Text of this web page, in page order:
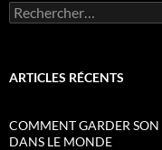
Rechercher :
ARTICLES RÉCENTS
COMMENT GARDER
DANS LE MONDE